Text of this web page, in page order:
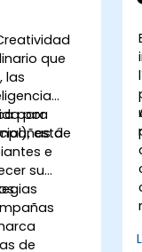
que
las
para
de
por
está
e
su
de